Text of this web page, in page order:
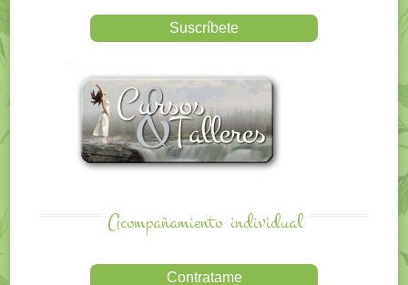
Acompañamiento individual